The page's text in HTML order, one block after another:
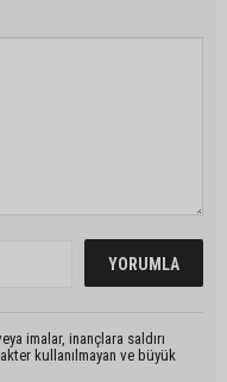
imalar, inançlara saldırı
kullanılmayan ve büyük